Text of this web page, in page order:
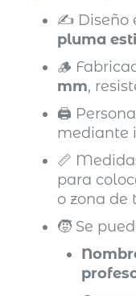
✍️ Diseño
pluma
🪵
mm,
🖨️
mediante
📏
para
o zona de
🧒 Se